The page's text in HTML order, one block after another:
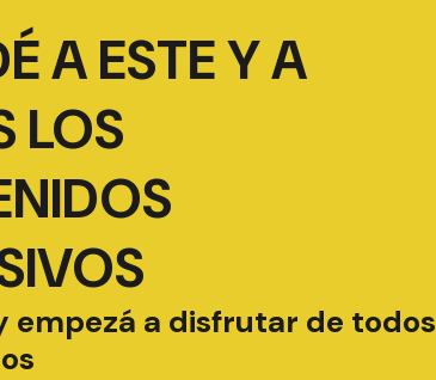
A ESTE Y A
LOS
empezá a disfrutar de todos